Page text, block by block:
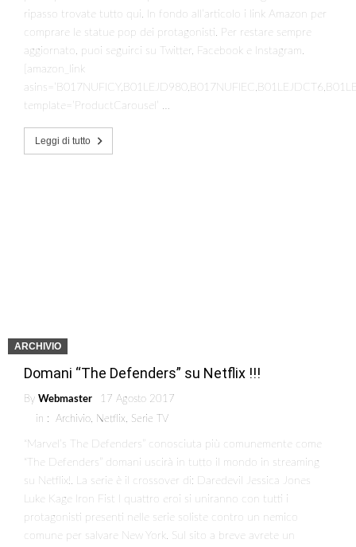
ripasso trovate tutto qui. In fondo all’articolo i link Amazon per
comprare le statue pop dei protagonisti. Per restare sempre
aggiornato, puoi seguirci su Twitter, Facebook e Instagram.
[amazon_link
template=’ProductCarousel’ …
Leggi di tutto
ARCHIVIO
Domani “The Defenders” su Netflix !!!
By Webmaster
17 Agosto 2017
in : Archivio, Netflix, Serie TV
“Marvel’s The Defenders” conosciuta più comunemente come
“The Defenders” domani uscirà in tutto il mondo in streaming
su Netflix!. La serie è il crossover di: Daredevil Jessica Jones
Luke Kage Iron Fist I quattro eroi si uniranno con tutti i
protagonisti presenti nelle serie soliste contro un nemico
comune per salvare New York. Sul sito a breve avrete un